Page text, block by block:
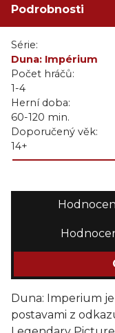
Podrobnosti
Série:
Duna: Impérium
Počet hráčů:
1-4
Herní doba:
60-120 min.
Doporučený věk:
14+
Duna: Imperium
postavami z